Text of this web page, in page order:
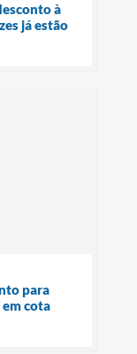
à
já estão
para
cota